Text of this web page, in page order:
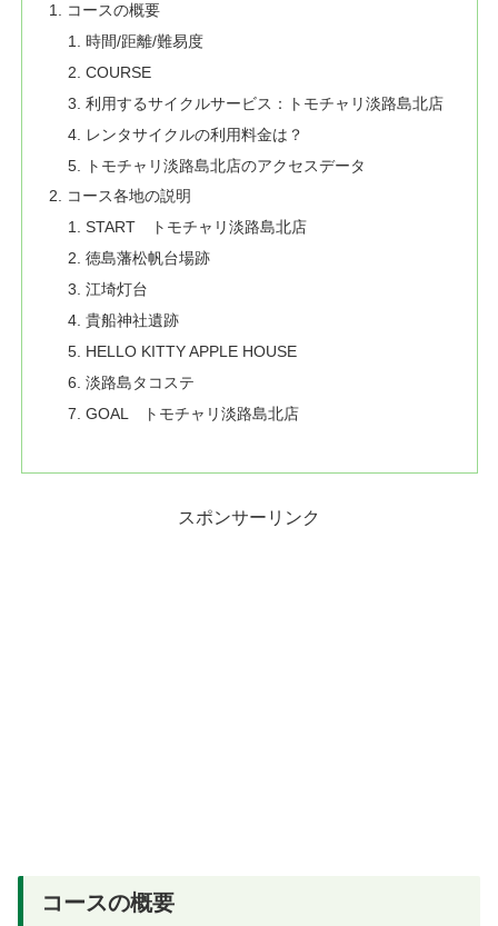
コースの概要
時間/距離/難易度
COURSE
利用するサイクルサービス：トモチャリ淡路島北店
レンタサイクルの利用料金は？
トモチャリ淡路島北店のアクセスデータ
コース各地の説明
START トモチャリ淡路島北店
徳島藩松帆台場跡
江埼灯台
貴船神社遺跡
HELLO KITTY APPLE HOUSE
淡路島タコステ
GOAL トモチャリ淡路島北店
スポンサーリンク
コースの概要